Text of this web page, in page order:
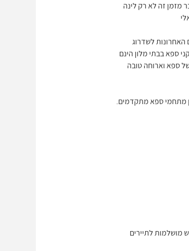
מזמן זה לא רק לינה
האחרונות לשדרוג
ספא בבתי מלון הינם
ספא וארוחה טובה
מתחמי ספא מתקדמים.
מושלמות לתיירים